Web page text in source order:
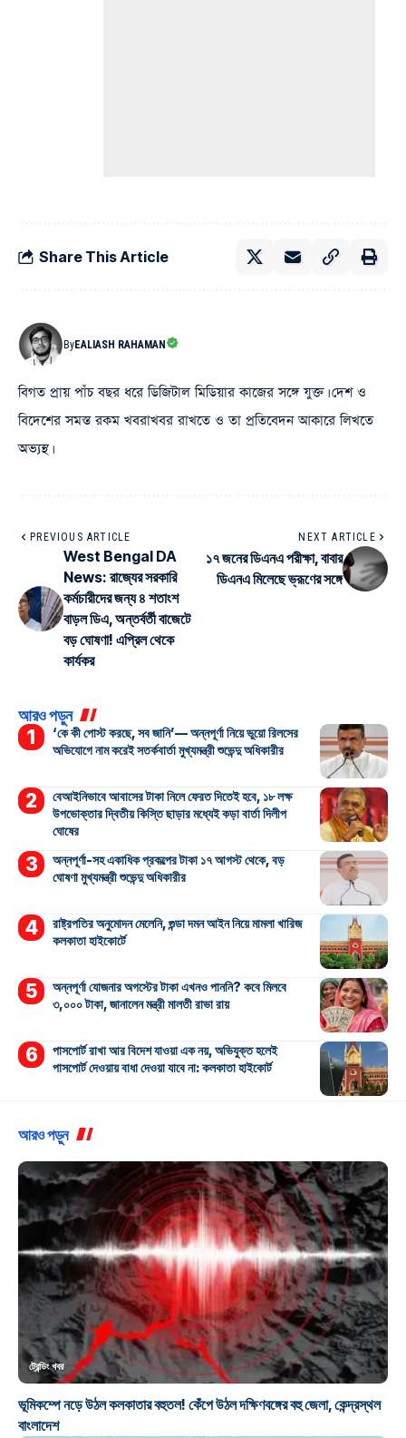
Share This Article
ByEALIASH RAHAMAN
বিগত প্রায় পাঁচ বছর ধরে ডিজিটাল মিডিয়ার কাজের সঙ্গে যুক্ত। দেশ ও
বিদেশের সমস্ত রকম খবরাখবর রাখতে ও তা প্রতিবেদন আকারে লিখতে
অভ্যস্থ।
PREVIOUS ARTICLE
West Bengal DA
News: রাজ্যের সরকারি
কর্মচারীদের জন্য ৪ শতাংশ
বাড়ল ডিএ, অন্তর্বর্তী বাজেটে
বড় ঘোষণা! এপ্রিল থেকে
কার্যকর
NEXT ARTICLE
১৭ জনের ডিএনএ পরীক্ষা, বাবার
ডিএনএ মিলেছে ভ্রূণের সঙ্গে
আরও পড়ুন
‘কে কী পোস্ট করছে, সব জানি’— অন্নপূর্ণা নিয়ে ভুয়ো রিলসের
অভিযোগে নাম করেই সতর্কবার্তা মুখ্যমন্ত্রী শুভেন্দু অধিকারীর
বেআইনিভাবে আবাসের টাকা নিলে ফেরত দিতেই হবে, ১৮ লক্ষ
উপভোক্তার দ্বিতীয় কিস্তি ছাড়ার মধ্যেই কড়া বার্তা দিলীপ
ঘোষের
অন্নপূর্ণা-সহ একাধিক প্রকল্পের টাকা ১৭ আগস্ট থেকে, বড়
ঘোষণা মুখ্যমন্ত্রী শুভেন্দু অধিকারীর
রাষ্ট্রপতির অনুমোদন মেলেনি, গুন্ডা দমন আইন নিয়ে মামলা খারিজ
কলকাতা হাইকোর্টে
অন্নপূর্ণা যোজনার অগস্টের টাকা এখনও পাননি? কবে মিলবে
৩,০০০ টাকা, জানালেন মন্ত্রী মালতী রাভা রায়
পাসপোর্ট রাখা আর বিদেশ যাওয়া এক নয়, অভিযুক্ত হলেই
পাসপোর্ট দেওয়ায় বাধা দেওয়া যাবে না: কলকাতা হাইকোর্ট
আরও পড়ুন
ট্রেন্ডিং খবর
ভূমিকম্পে নড়ে উঠল কলকাতার বহুতল! কেঁপে উঠল দক্ষিণবঙ্গের বহু জেলা, কেন্দ্রস্থল
বাংলাদেশ